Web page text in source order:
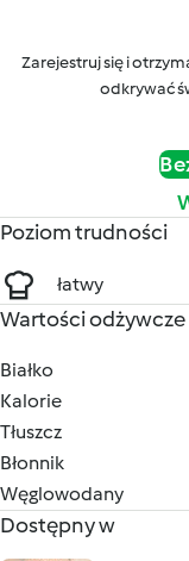
Zarejestruj się i
odkrywać
Poziom trudności
łatwy
Wartości odżywcze
Białko
Kalorie
Tłuszcz
Błonnik
Węglowodany
Dostępny w